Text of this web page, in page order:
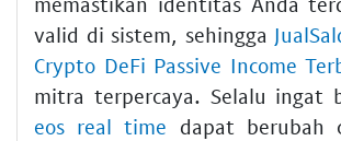
valid di sistem, sehingga
Crypto DeFi Passive Income
mitra terpercaya. Selalu ingat
eos real time dapat berubah